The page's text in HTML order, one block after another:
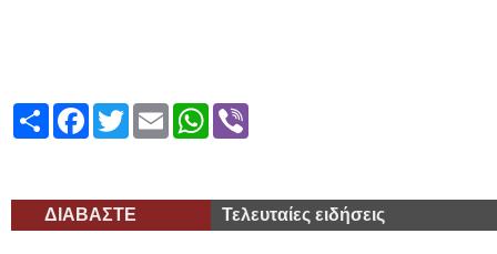
ShareFacebook
TwitterEmailWhatsApp
ΔΙΑΒΑΣΤΕ Τελευταίες ειδήσεις